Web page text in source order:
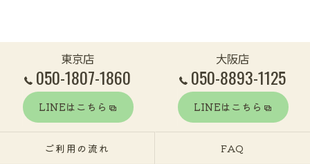
東京店
050-1807-1860
LINEはこちら
大阪店
050-8893-1125
LINEはこちら
ご利用の流れ FAQ